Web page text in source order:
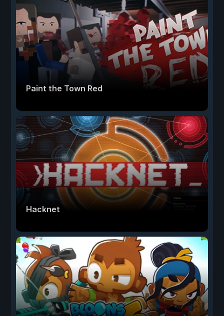
Paint the Town Red
Hacknet